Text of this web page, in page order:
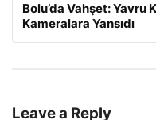
Bolu’da Vahşet: Yavru
Kameralara Yansıdı
Leave a Reply